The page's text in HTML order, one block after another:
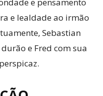
e lealdade ao irmão
Sebastian
e Fred com sua